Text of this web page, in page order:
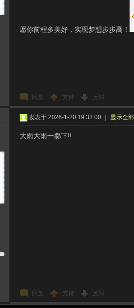
愿你前程多美好，实现梦想步步高！
回复 支持 反对
发表于 2026-1-20 19:33:00 显示全
大雨大雨一擲下!!
回复 支持 反对